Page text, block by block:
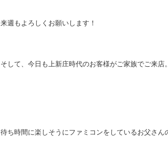
来週もよろしくお願いします！
そして、今日も上新庄時代のお客様がご家族でご来店。
待ち時間に楽しそうにファミコンをしているお父さ